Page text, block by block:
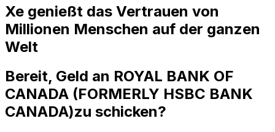
Xe genießt das Vertrauen von
Millionen Menschen auf der ganzen
Welt
Bereit, Geld an ROYAL BANK OF
CANADA (FORMERLY HSBC BANK
CANADA)zu schicken?